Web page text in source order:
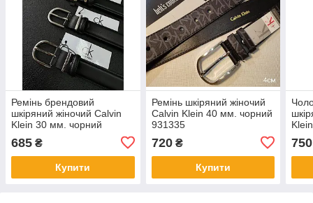
Ремінь брендовий
шкіряний жіночий Calvin
Klein 30 мм. чорний
685 ₴
Купити
Ремінь шкіряний жіночий
Calvin Klein 40 мм. чорний
931335
720₴
Купити
750